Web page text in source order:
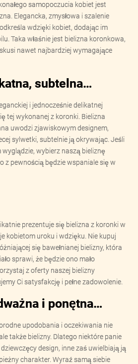
samopoczucia kobiet jest
Elegancka, zmysłowa i szalenie
wdzięki kobiet, dodając im
Taka właśnie jest bielizna koronkowa,
nawet najbardziej wymagające
subtelna…
i jednocześnie delikatnej
tej wykonanej z koronki. Bielizna
uwodzi zjawiskowym designem,
sylwetki, subtelnie ją okrywając. Jeśli
wyglądzie, wybierz naszą bieliznę
z pewnością będzie wspaniale się w
prezentuje się bielizna z koronki w
kobietom uroku i wdzięku. Nie kupuj
się bawełnianej bielizny, która
sprawi, że będzie ono mało
z oferty naszej bielizny
Ci satysfakcję i pełne zadowolenie.
i ponętna…
upodobania i oczekiwania nie
także bielizny. Dlatego niektóre panie
design, inne zaś uwielbiają ją
charakter. Wyraź samą siebie